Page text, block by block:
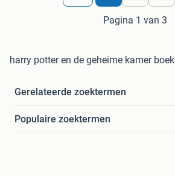
Pagina 1 van 3
harry potter en de geheime kamer boek
Gerelateerde zoektermen
Populaire zoektermen